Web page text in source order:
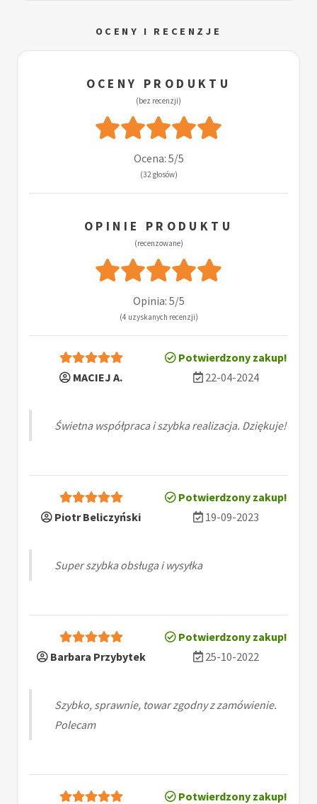
OCENY I RECENZJE
OCENY PRODUKTU
(bez recenzji)
Ocena: 5/5
(32 głosów)
OPINIE PRODUKTU
(recenzowane)
Opinia: 5/5
(4 uzyskanych recenzji)
Potwierdzony zakup!
MACIEJ A.
22-04-2024
Świetna współpraca i szybka realizacja. Dziękuje!
Potwierdzony zakup!
Piotr Beliczyński
19-09-2023
Super szybka obsługa i wysyłka
Potwierdzony zakup!
Barbara Przybytek
25-10-2022
Szybko, sprawnie, towar zgodny z zamówienie.
Polecam
Potwierdzony zakup!